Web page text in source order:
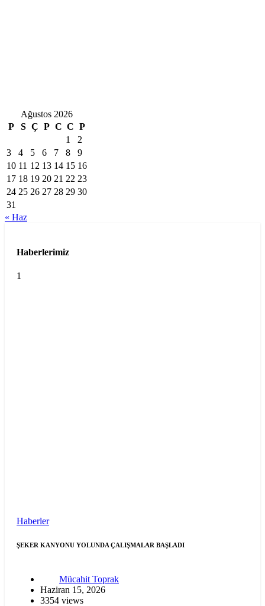
Ağustos 2026
P
S Ç P C C P
1
2
3
4 5 6 7 8
9
10 11 12 13 14 15 16
17 18 19 20 21 22 23
24 25 26 27 28 29 30
31
« Haz
Haberlerimiz
1
Haberler
ŞEKER KANYONU YOLUNDA ÇALIŞMALAR BAŞLADI
Mücahit Toprak
Haziran 15, 2026
3354 views